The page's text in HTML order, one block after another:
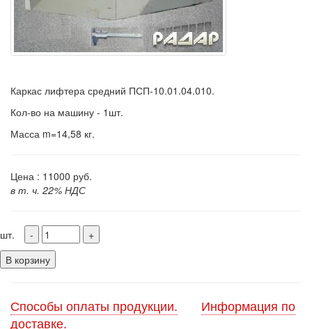
Каркас лифтера средний ПСП-10.01.04.010.
Кол-во на машину - 1шт.
Масса m=14,58 кг.
Цена : 11000 руб.
в т. ч. 22% НДС
шт.
В корзину
Способы оплаты продукции.
Информация по
доставке.